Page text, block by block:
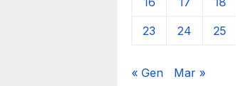
23 24 25
« Gen Mar »